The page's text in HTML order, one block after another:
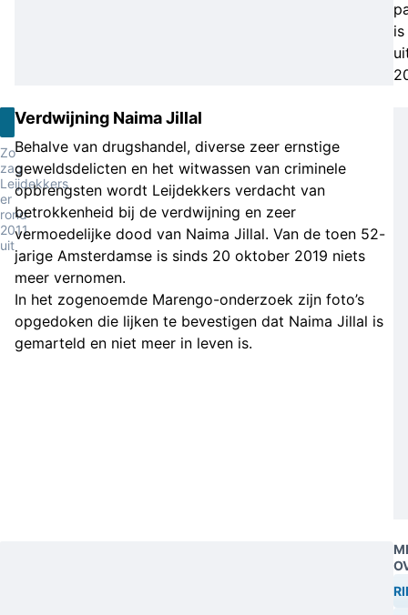
is
Zo
zag
Leijdekkers
er
rond
2011
uit
Verdwijning Naima Jillal
Behalve van drugshandel, diverse zeer ernstige
geweldsdelicten en het witwassen van criminele
opbrengsten wordt Leijdekkers verdacht van
betrokkenheid bij de verdwijning en zeer
vermoedelijke dood van Naima Jillal. Van de toen 52-
jarige Amsterdamse is sinds 20 oktober 2019 niets
meer vernomen.
In het zogenoemde Marengo-onderzoek zijn foto’s
opgedoken die lijken te bevestigen dat Naima Jillal is
gemarteld en niet meer in leven is.